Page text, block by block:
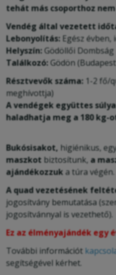
tehát más csoporthoz
Vendég által vezetett
Lebonyolítás: Egész
Helyszín:Gödöllői Dombság
Találkozó:Gödön
Résztvevők száma: 1-2 fő/
meghívottja)
A vendégek együttes
haladhatja meg a 180 kg-
Bukósisakot, higiénikus,
maszkot biztosítunk, a
ajándékozzuka túra végén.
A quad vezetésének
jogosítvány bemutatása
jogosítvánnyal is vezethető).
Ez az élményajándék egy
További információt
segítségével kérhet.